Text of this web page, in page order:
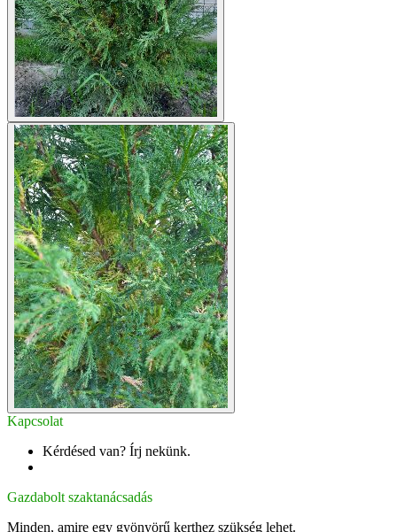
Kapcsolat
Kérdésed van? Írj nekünk.
Gazdabolt szaktanácsadás
Minden, amire egy gyönyörű kerthez szükség lehet.